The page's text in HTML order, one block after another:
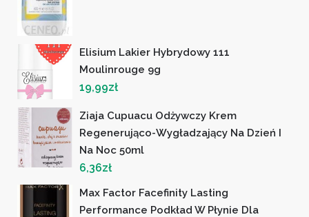
Elisium Lakier Hybrydowy 111
Moulinrouge 9g
19,99zł
Ziaja Cupuacu Odżywczy Krem
Regenerująco-Wygładzający Na Dzień I
Na Noc 50ml
6,36zł
Max Factor Facefinity Lasting
Performance Podkład W Płynie Dla